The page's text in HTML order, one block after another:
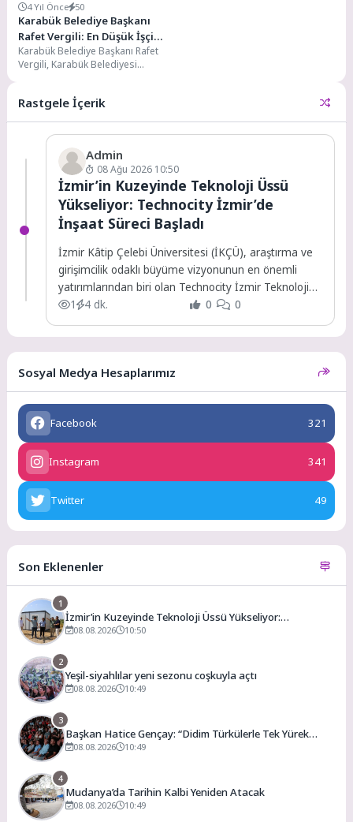
4 Yıl Önce 50
Karabük Belediye Başkanı
Rafet Vergili: En Düşük İşçi
Ücretimiz 8 Bin Lira Oldu
Karabük Belediye Başkanı Rafet
Vergili, Karabük Belediyesi
Rastgele İçerik
Admin
08 Ağu 2026 10:50
İzmir’in Kuzeyinde Teknoloji Üssü
Yükseliyor: Technocity İzmir’de
İnşaat Süreci Başladı
İzmir Kâtip Çelebi Üniversitesi (İKÇÜ), araştırma ve
girişimcilik odaklı büyüme vizyonunun en önemli
yatırımlarından biri olan Technocity İzmir Teknoloji
Geliştirme...
1 4 dk. 0 0
Sosyal Medya Hesaplarımız
Facebook 321
Instagram 341
Twitter 49
Son Eklenenler
1
İzmir’in Kuzeyinde Teknoloji Üssü Yükseliyor:
Technocity İzmir’de İnşaat Süreci Başladı
08.08.2026 10:50
2
Yeşil-siyahlılar yeni sezonu coşkuyla açtı
08.08.2026 10:49
3
Başkan Hatice Gençay: “Didim Türkülerle Tek Yürek
Oldu”
08.08.2026 10:49
4
Mudanya’da Tarihin Kalbi Yeniden Atacak
08.08.2026 10:49